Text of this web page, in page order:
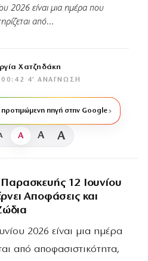
2026 είναι μια ημέρα που
από…
Χατζηδάκη
00:42 · 4′ ΑΝΆΓΝΩΣΗ
πηγή στην Google
A A A
12 Ιουνίου
Αποφάσεις και
2026 είναι μια ημέρα
από αποφασιστικότητα,